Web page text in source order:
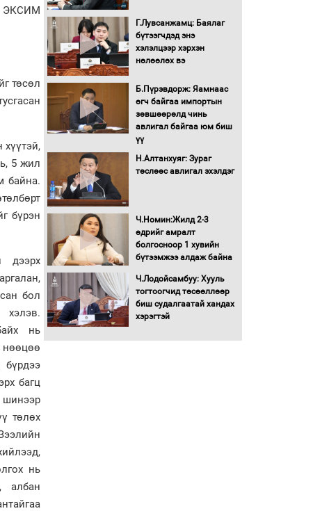
ЭКСИМ
төсөл
5 жил
байна.
бүрэн
дээрх
бол
нь
багц
төлөх
нь
албан
Бага орлоготой
иргэдийн орлогод
татвар ногдуулахгүй
бүрдүүллээ
Хөшөө бүтсэн түүхийг
өгүүлэх 7 баримт
Хөвсгөл нуурын лусыг
тахих төрийн тахилгын
“Хар жагсаалт”-ын
асуудлыг цэгцлэх
чиглэлээр
Монголбанкны
хугацаатай үүрэг өглөө
Ерөнхий сайд Н.Учрал
олимпиадын хүрээнд
Г.Лувсанжамц: Баялаг
бүтээгчдэд энэ
хэлэлцээр хэрхэн
нөлөөлөх вэ
Б.Пүрэвдорж: Яамнаас
өгч байгаа импортын
зөвшөөрөлд чинь
авлигал байгаа юм биш
үү
Н.Алтанхуяг: Зураг
төслөөс авлигал эхэлдэг
Ч.Номин:Жилд 2-3
өдрийг амралт
болгосноор 1 хувийн
бүтээмжээ алдаж байна
Ч.Лодойсамбуу: Хууль
тогтоогчид төсөөллөөр
биш судалгаатай хандах
хэрэгтэй